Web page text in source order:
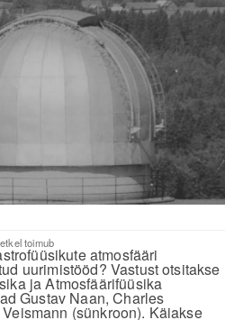
toimub
atmosfääri
uurimistööd? Vastust otsitakse
ja Atmosfäärifüüsika
Gustav Naan, Charles
(sünkroon). Käiakse